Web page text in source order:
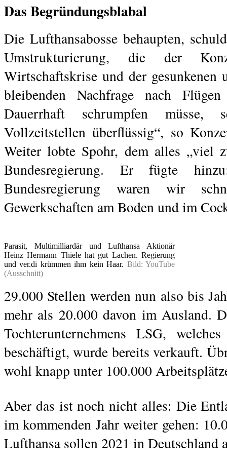
Das Begründungsblabal
Die Lufthansabosse behaupten,
Umstrukturierung, die der
Wirtschaftskrise und der
bleibenden Nachfrage nach
Dauerrhaft schrumpfen müsse,
Vollzeitstellen überflüssig“, so
Weiter lobte Spohr, dem alles „viel
Bundesregierung. Er fügte
Bundesregierung waren wir
Gewerkschaften am Boden und im
Parasit, Multimilliardär und Lufthansa Aktionär
Heinz Hermann Thiele hat gut Lachen. Regierung
und ver.di krümmen ihm kein Haar. Bild: YouTube
(Ausschnitt)
29.000 Stellen werden nun also bis
mehr als 20.000 davon im Ausland.
Tochterunternehmens LSG,
beschäftigt, wurde bereits verkauft.
wohl knapp unter 100.000
Aber das ist noch nicht alles: Die
im kommenden Jahr weiter gehen:
Lufthansa sollen 2021 in Deutschland